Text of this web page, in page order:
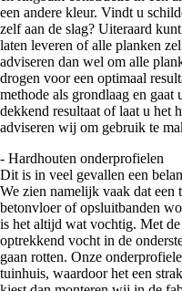
een andere kleur. Vindt u
zelf aan de slag? Uiteraard
laten leveren of alle planken
adviseren dan wel om alle
drogen voor een optimaal
methode als grondlaag en gaat
dekkend resultaat of laat u het
adviseren wij om gebruik te
- Hardhouten onderprofielen
Dit is in veel gevallen een
We zien namelijk vaak dat een
betonvloer of opsluitbanden
is het altijd wat vochtig. Met
optrekkend vocht in de
gaan rotten. Onze
tuinhuis, waardoor het een